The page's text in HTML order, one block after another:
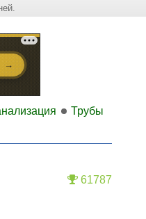
Трубы
61787